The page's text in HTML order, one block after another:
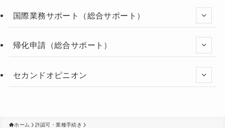
国際業務サポート（総合サポート）
帰化申請（総合サポート）
セカンドオピニオン
ホーム 許認可・業種手続き